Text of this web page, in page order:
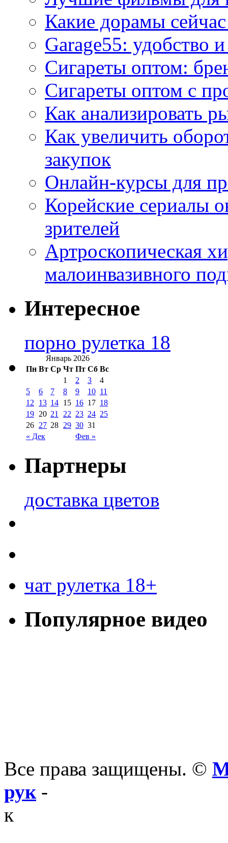
Какие дорамы
Garage55: удобство
Сигареты оптом:
Сигареты оптом с
Как анализировать
Как увеличить
закупок
Онлайн-курсы для
Корейские сериалы
зрителей
Артроскопическая
малоинвазивного
Интересное
порно рулетка 18
Январь 2026
Пн Вт Ср Чт Пт Сб Вс
« Дек Фев »
1 2 3
4
5
6 7 8 9 10 11
12
13 14 15 16 17 18
19 20 21 22 23 24 25
26 27 28 29 30 31
Партнеры
доставка цветов
чат рулетка 18+
Популярное видео
Все права защищены. ©
рук-
к